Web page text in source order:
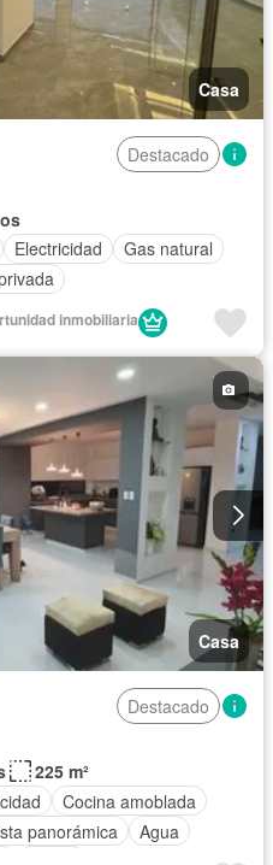
Casa
Destacado
Electricidad
Gas natural
inmobiliaria
Casa
Destacado
225 m²
Cocina amoblada
panorámica
Agua